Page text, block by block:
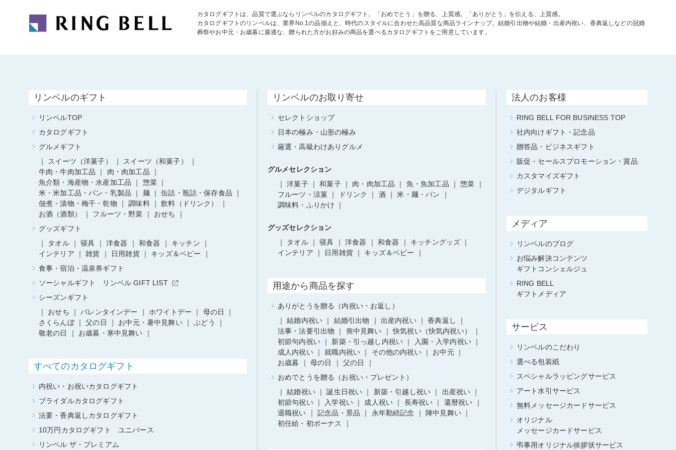
カタログギフトは、品質で選ぶならリンベルのカタログギフト。「おめでとう」を贈る、上質感。「ありがとう」を伝える、上質感。
カタログギフトのリンベルは、業界No.1の品揃えと、時代のスタイルに合わせた高品質な商品ラインナップ。結婚引出物や結婚・出産内祝い、香典返しなどの冠婚
葬祭やお中元・お歳暮に最適な、贈られた方がお好みの商品を選べるカタログギフトをご用意しています。
リンベルのギフト
リンベルTOP
カタログギフト
グルメギフト
スイーツ（洋菓子）
スイーツ（和菓子）
牛肉・牛肉加工品
肉・肉加工品
魚介類・海産物・水産加工品
惣菜
米・米加工品・パン・乳製品
麺
缶詰・瓶詰・保存食品
佃煮・漬物・梅干・乾物
調味料
飲料（ドリンク）
お酒（酒類）
フルーツ・野菜
おせち
グッズギフト
タオル
寝具 洋食器 和食器
キッチン
インテリア
雑貨 日用雑貨
キッズ＆ベビー
食事・宿泊・温泉券ギフト
ソーシャルギフト リンベル GIFT LIST
シーズンギフト
おせち
バレンタインデー ホワイトデー
母の日
さくらんぼ
父の日 お中元・暑中見舞い
ぶどう
敬老の日
お歳暮・寒中見舞い
すべてのカタログギフト
内祝い・お祝いカタログギフト
ブライダルカタログギフト
法要・香典返しカタログギフト
10万円カタログギフト ユニバース
リンベル ザ・プレミアム
リンベルのお取り寄せ
セレクトショップ
日本の極み・山形の極み
厳選・高級わけありグルメ
グルメセレクション
洋菓子
和菓子 肉・肉加工品 魚・魚加工品
惣菜
フルーツ・涼菓
ドリンク 酒
米・麺・パン
調味料・ふりかけ
グッズセレクション
タオル
寝具 洋食器 和食器
キッチングッズ
インテリア
日用雑貨 キッズ＆ベビー
用途から商品を探す
ありがとうを贈る（内祝い・お返し）
結婚内祝い
結婚引出物 出産内祝い
香典返し
法事・法要引出物
喪中見舞い
快気祝い（快気内祝い）
初節句内祝い
新築・引っ越し内祝い
入園・入学内祝い
成人内祝い
就職内祝い その他の内祝い
お中元
お歳暮
母の日
父の日
おめでとうを贈る（お祝い・プレゼント）
結婚祝い
誕生日祝い 新築・引越し祝い
出産祝い
初節句祝い
入学祝い 成人祝い 長寿祝い
還暦祝い
退職祝い
記念品・景品 永年勤続記念
陣中見舞い
初任給・初ボーナス
法人のお客様
RING BELL FOR BUSINESS TOP
社内向けギフト・記念品
贈答品・ビジネスギフト
販促・セールスプロモーション・賞品
カスタマイズギフト
デジタルギフト
メディア
リンベルのブログ
お悩み解決コンテンツ
ギフトコンシェルジュ
RING BELL
ギフトメディア
サービス
リンベルのこだわり
選べる包装紙
スペシャルラッピングサービス
アート水引サービス
無料メッセージカードサービス
オリジナル
メッセージカードサービス
弔事用オリジナル挨拶状サービス